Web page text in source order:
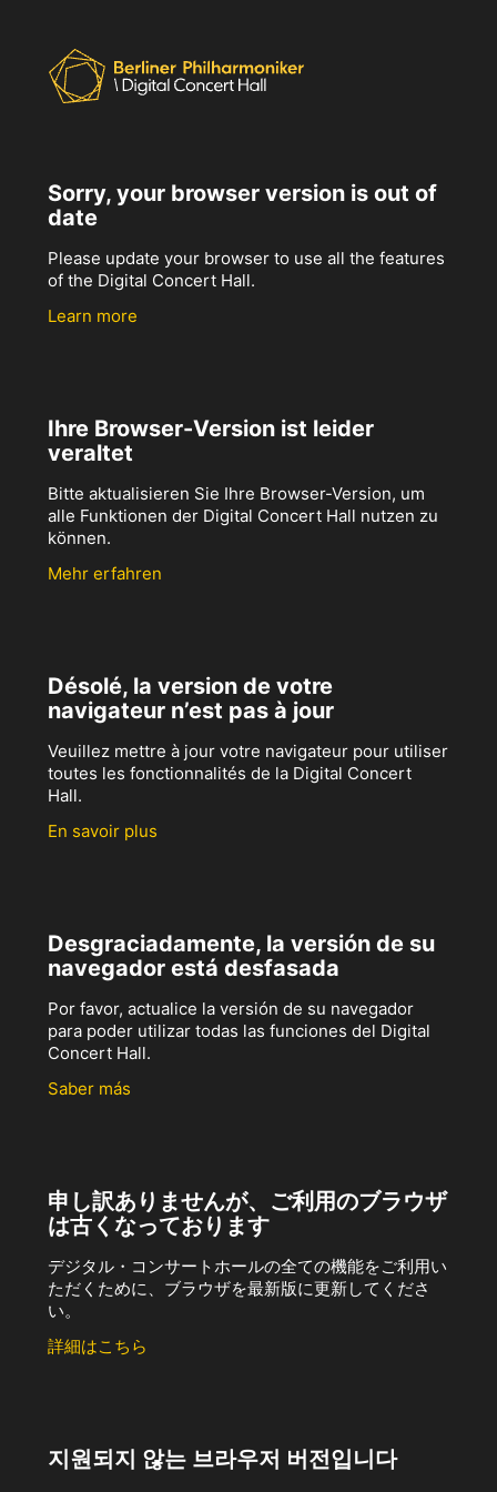
Sorry, your browser version is out of
date
Please update your browser to use all the features
of the Digital Concert Hall.
Learn more
Ihre Browser-Version ist leider
veraltet
Bitte aktualisieren Sie Ihre Browser-Version, um
alle Funktionen der Digital Concert Hall nutzen zu
können.
Mehr erfahren
Désolé, la version de votre
navigateur n’est pas à jour
Veuillez mettre à jour votre navigateur pour utiliser
toutes les fonctionnalités de la Digital Concert
Hall.
En savoir plus
Desgraciadamente, la versión de su
navegador está desfasada
Por favor, actualice la versión de su navegador
para poder utilizar todas las funciones del Digital
Concert Hall.
Saber más
申し訳ありませんが、ご利用のブラウザ
は古くなっております
デジタル・コンサートホールの全ての機能をご利用い
ただくために、ブラウザを最新版に更新してくださ
い。
詳細はこちら
지원되지 않는 브라우저 버전입니다